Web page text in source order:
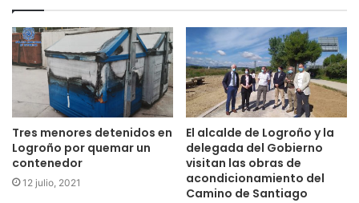
Tres menores detenidos en
Logroño por quemar un
contenedor
12 julio, 2021
El alcalde de Logroño y la
delegada del Gobierno
visitan las obras de
acondicionamiento del
Camino de Santiago